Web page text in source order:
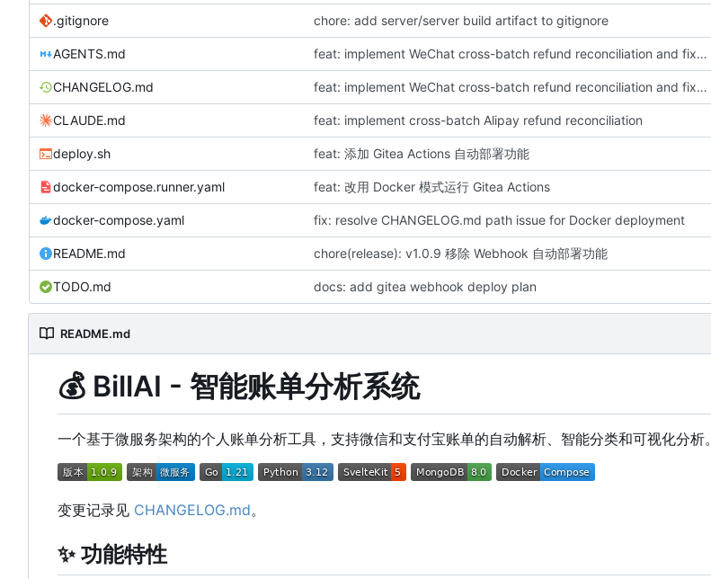
.gitignore chore: add server/server build artifact to gitignore
AGENTS.md feat: implement WeChat cross-batch refund reconciliation and fix misc issues
CHANGELOG.md feat: implement WeChat cross-batch refund reconciliation and fix misc issues
CLAUDE.md feat: implement cross-batch Alipay refund reconciliation
deploy.sh feat: 添加 Gitea Actions 自动部署功能
docker-compose.runner.yaml feat: 改用 Docker 模式运行 Gitea Actions
docker-compose.yaml fix: resolve CHANGELOG.md path issue for Docker deployment
README.md chore(release): v1.0.9 移除 Webhook 自动部署功能
TODO.md docs: add gitea webhook deploy plan
README.md
💰 BillAI - 智能账单分析系统
一个基于微服务架构的个人账单分析工具，支持微信和支付宝账单的自动解析、智能分类和可视化分析。
变更记录见 CHANGELOG.md。
✨ 功能特性